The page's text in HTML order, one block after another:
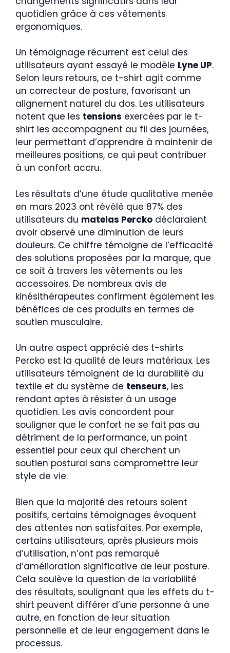
quotidien grâce à ces vêtements
ergonomiques.
Un témoignage récurrent est celui des
utilisateurs ayant essayé le modèle Lyne UP.
Selon leurs retours, ce t-shirt agit comme
un correcteur de posture, favorisant un
alignement naturel du dos. Les utilisateurs
notent que les tensions exercées par le t-
shirt les accompagnent au fil des journées,
leur permettant d’apprendre à maintenir de
meilleures positions, ce qui peut contribuer
à un confort accru.
Les résultats d’une étude qualitative menée
en mars 2023 ont révélé que 87% des
utilisateurs du matelas Percko déclaraient
avoir observé une diminution de leurs
douleurs. Ce chiffre témoigne de l’efficacité
des solutions proposées par la marque, que
ce soit à travers les vêtements ou les
accessoires. De nombreux avis de
kinésithérapeutes confirment également les
bénéfices de ces produits en termes de
soutien musculaire.
Un autre aspect apprécié des t-shirts
Percko est la qualité de leurs matériaux. Les
utilisateurs témoignent de la durabilité du
textile et du système de tenseurs, les
rendant aptes à résister à un usage
quotidien. Les avis concordent pour
souligner que le confort ne se fait pas au
détriment de la performance, un point
essentiel pour ceux qui cherchent un
soutien postural sans compromettre leur
style de vie.
Bien que la majorité des retours soient
positifs, certains témoignages évoquent
des attentes non satisfaites. Par exemple,
certains utilisateurs, après plusieurs mois
d’utilisation, n’ont pas remarqué
d’amélioration significative de leur posture.
Cela soulève la question de la variabilité
des résultats, soulignant que les effets du t-
shirt peuvent différer d’une personne à une
autre, en fonction de leur situation
personnelle et de leur engagement dans le
processus.